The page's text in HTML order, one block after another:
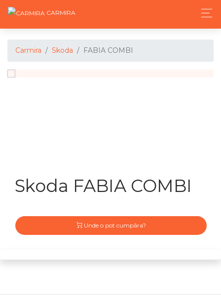
CARMIRA
Carmira Skoda FABIA COMBI
Skoda FABIA COMBI
Unde o pot cumpăra?